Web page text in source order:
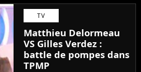
pétages de plombs de
certains habitants de la
Maison des Secrets. Et il
a avoué...
TV
Matthieu Delormeau
VS Gilles Verdez :
battle de pompes dans
TPMP